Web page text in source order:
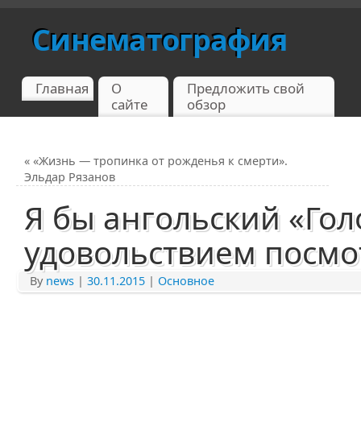
Синематография
Главная
О
сайте
Предложить свой
обзор
« «Жизнь — тропинка от рожденья к смерти».
Эльдар Рязанов
Я бы ангольский
удовольствием
By news | 30.11.2015 | Основное